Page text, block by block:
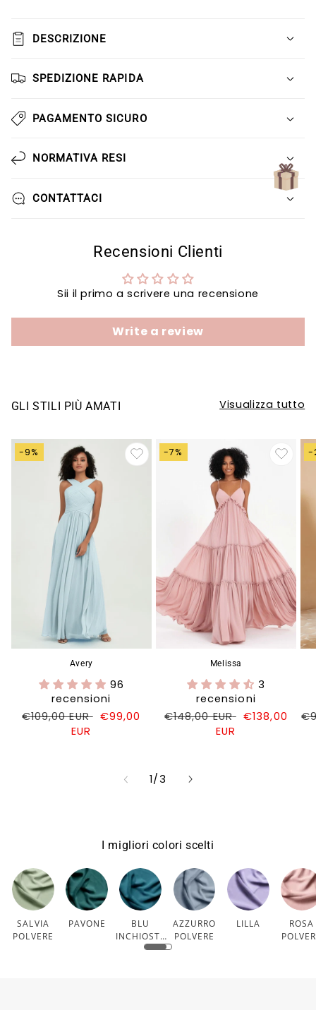
DESCRIZIONE
SPEDIZIONE RAPIDA
PAGAMENTO SICURO
NORMATIVA RESI
CONTATTACI
Recensioni Clienti
Sii il primo a scrivere una recensione
Write a review
GLI STILI PIÙ AMATI Visualizza tutto
-9%
Avery
96
recensioni
Prezzo
€109,00 EUR
Prezzo
€99,00
EUR
-7%
Melissa
3
recensioni
Prezzo
€148,00 EUR
Prezzo
€138,00
EUR
-
1/
su3
I migliori colori scelti
SALVIA
POLVERE
PAVONE
BLU
INCHIOSTR
O
AZZURRO
POLVERE
LILLA
ROSA